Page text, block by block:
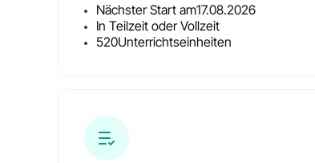
Nächster Start am17.08.2026
In Teilzeit oder Vollzeit
520Unterrichtseinheiten